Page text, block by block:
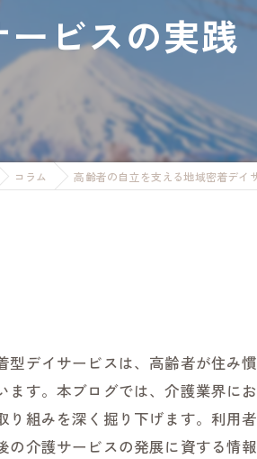
ビスの実践
コラム 高齢者の自立を支える地域密着デイ
デイサービスは、高齢者が住み
す。本ブログでは、介護業界に
組みを深く掘り下げます。利用
介護サービスの発展に資する情